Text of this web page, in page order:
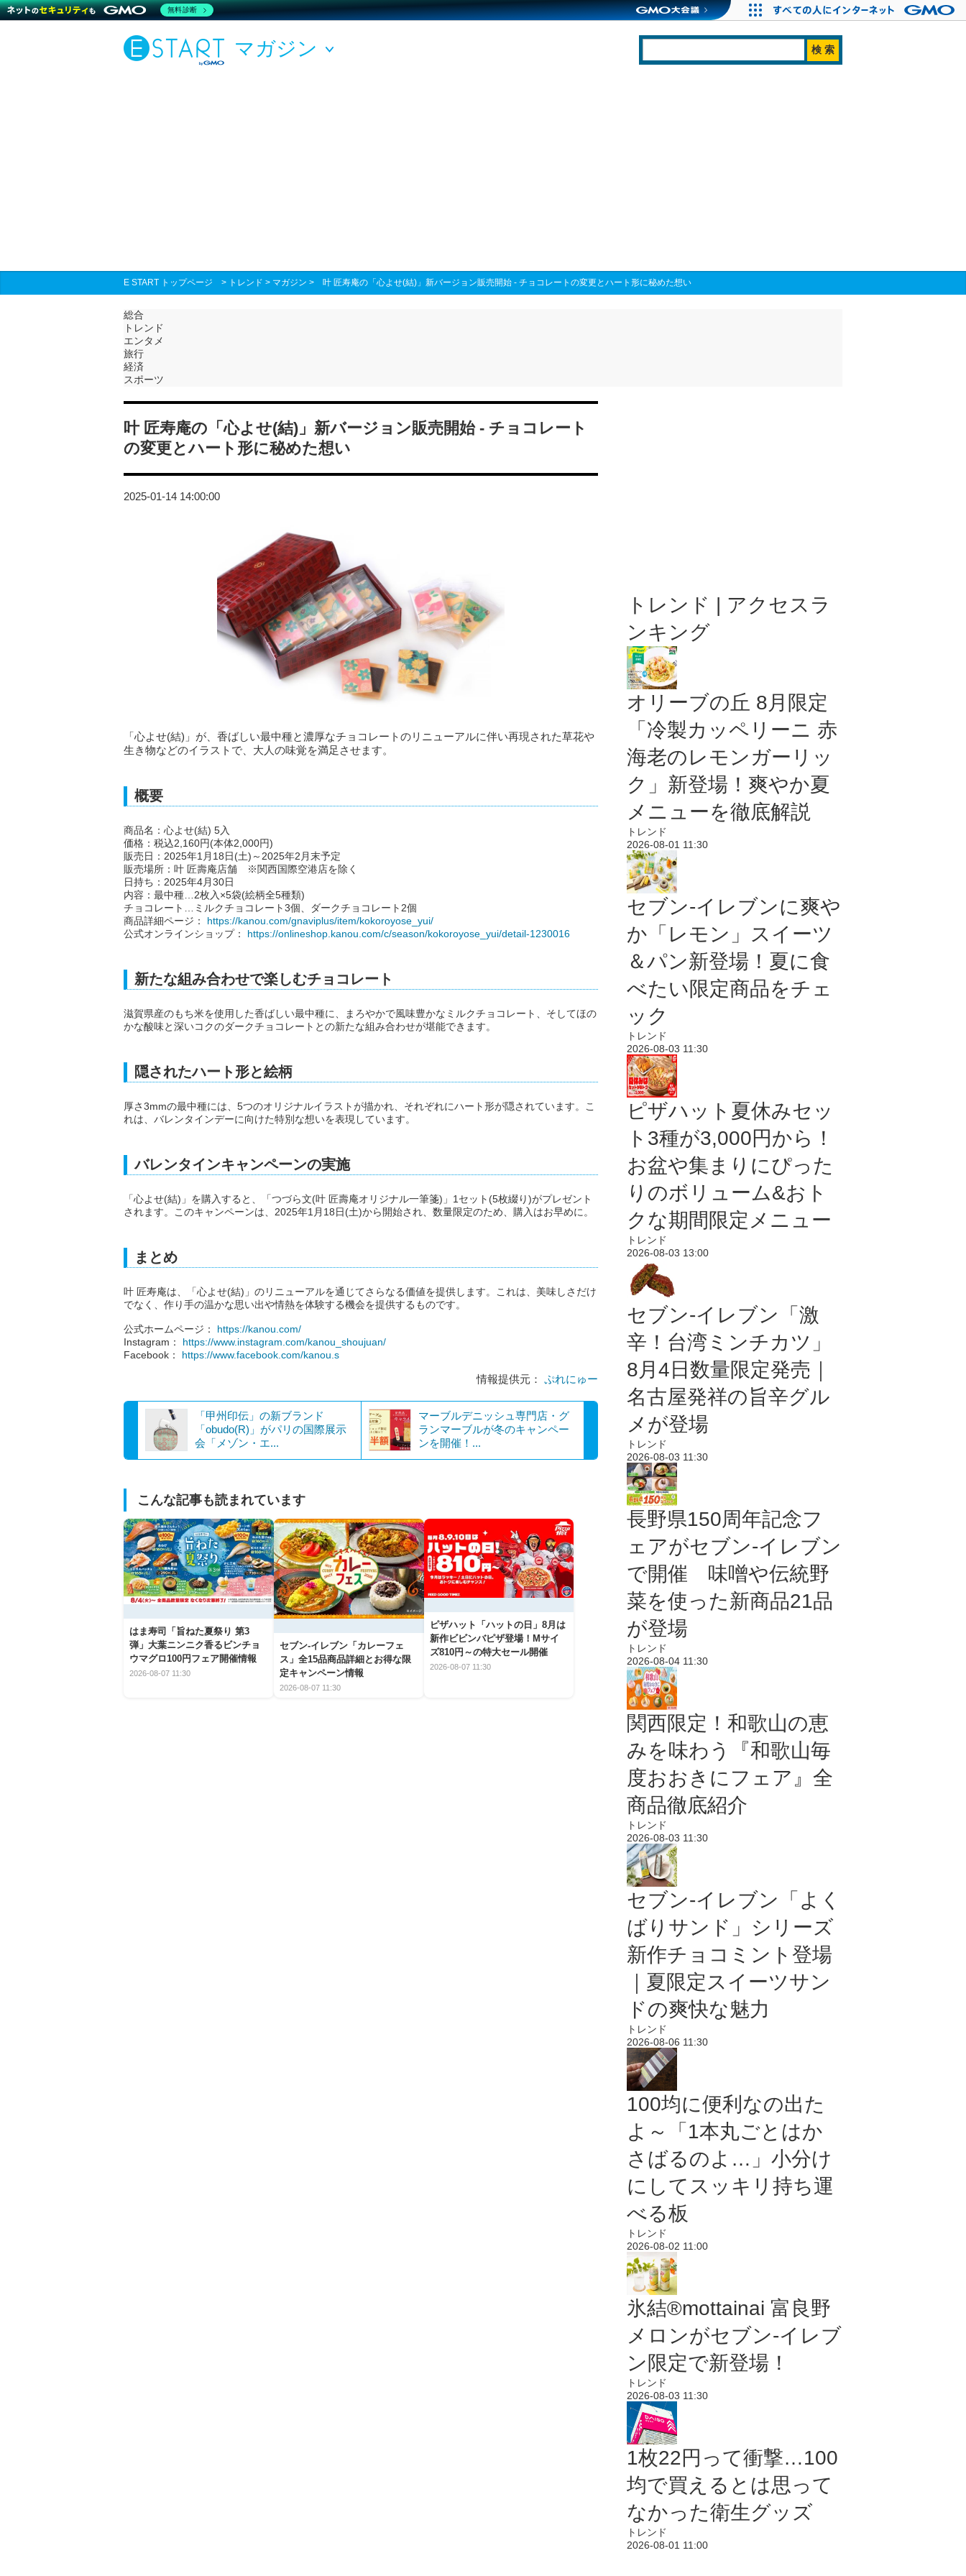
マガジン
E START トップページ > トレンド > マガジン > 叶 匠寿庵の「心よせ(結)」新バージョン販売開始 - チョコレートの変更とハート形に秘めた想い
総合
トレンド
エンタメ
旅行
経済
スポーツ
叶 匠寿庵の「心よせ(結)」新バージョン販売開始 - チョコレート
の変更とハート形に秘めた想い
2025-01-14 14:00:00
「心よせ(結)」が、香ばしい最中種と濃厚なチョコレートのリニューアルに伴い再現された草花や
生き物などのイラストで、大人の味覚を満足させます。
概要
商品名：心よせ(結) 5入
価格：税込2,160円(本体2,000円)
販売日：2025年1月18日(土)～2025年2月末予定
販売場所：叶 匠壽庵店舗 ※関西国際空港店を除く
日持ち：2025年4月30日
内容：最中種…2枚入×5袋(絵柄全5種類)
チョコレート…ミルクチョコレート3個、ダークチョコレート2個
商品詳細ページ： https://kanou.com/gnaviplus/item/kokoroyose_yui/
公式オンラインショップ： https://onlineshop.kanou.com/c/season/kokoroyose_yui/detail-1230016
新たな組み合わせで楽しむチョコレート
滋賀県産のもち米を使用した香ばしい最中種に、まろやかで風味豊かなミルクチョコレート、そしてほの
かな酸味と深いコクのダークチョコレートとの新たな組み合わせが堪能できます。
隠されたハート形と絵柄
厚さ3mmの最中種には、5つのオリジナルイラストが描かれ、それぞれにハート形が隠されています。こ
れは、バレンタインデーに向けた特別な想いを表現しています。
バレンタインキャンペーンの実施
「心よせ(結)」を購入すると、「つづら文(叶 匠壽庵オリジナル一筆箋)」1セット(5枚綴り)がプレゼント
されます。このキャンペーンは、2025年1月18日(土)から開始され、数量限定のため、購入はお早めに。
まとめ
叶 匠寿庵は、「心よせ(結)」のリニューアルを通じてさらなる価値を提供します。これは、美味しさだけ
でなく、作り手の温かな思い出や情熱を体験する機会を提供するものです。
公式ホームページ： https://kanou.com/
Instagram： https://www.instagram.com/kanou_shoujuan/
Facebook： https://www.facebook.com/kanou.s
情報提供元： ぷれにゅー
「甲州印伝」の新ブランド
「obudo(R)」がパリの国際展示
会「メゾン・エ...
マーブルデニッシュ専門店・グ
ランマーブルが冬のキャンペー
ンを開催！...
こんな記事も読まれています
はま寿司「旨ねた夏祭り 第3
弾」大葉ニンニク香るビンチョ
ウマグロ100円フェア開催情報
2026-08-07 11:30
セブン‐イレブン「カレーフェ
ス」全15品商品詳細とお得な限
定キャンペーン情報
2026-08-07 11:30
ピザハット「ハットの日」8月は
新作ビビンバピザ登場！Mサイ
ズ810円～の特大セール開催
2026-08-07 11:30
トレンド | アクセスラ
ンキング
オリーブの丘 8月限定
「冷製カッペリーニ 赤
海老のレモンガーリッ
ク」新登場！爽やか夏
メニューを徹底解説
トレンド
2026-08-01 11:30
セブン‐イレブンに爽や
か「レモン」スイーツ
＆パン新登場！夏に食
べたい限定商品をチェ
ック
トレンド
2026-08-03 11:30
ピザハット夏休みセッ
ト3種が3,000円から！
お盆や集まりにぴった
りのボリューム&おト
クな期間限定メニュー
トレンド
2026-08-03 13:00
セブン-イレブン「激
辛！台湾ミンチカツ」
8月4日数量限定発売｜
名古屋発祥の旨辛グル
メが登場
トレンド
2026-08-03 11:30
長野県150周年記念フ
ェアがセブン-イレブン
で開催 味噌や伝統野
菜を使った新商品21品
が登場
トレンド
2026-08-04 11:30
関西限定！和歌山の恵
みを味わう『和歌山毎
度おおきにフェア』全
商品徹底紹介
トレンド
2026-08-03 11:30
セブン‐イレブン「よく
ばりサンド」シリーズ
新作チョコミント登場
｜夏限定スイーツサン
ドの爽快な魅力
トレンド
2026-08-06 11:30
100均に便利なの出た
よ～「1本丸ごとはか
さばるのよ…」小分け
にしてスッキリ持ち運
べる板
トレンド
2026-08-02 11:00
氷結®mottainai 富良野
メロンがセブン‐イレブ
ン限定で新登場！
トレンド
2026-08-03 11:30
1枚22円って衝撃…100
均で買えるとは思って
なかった衛生グッズ
トレンド
2026-08-01 11:00
無料診断